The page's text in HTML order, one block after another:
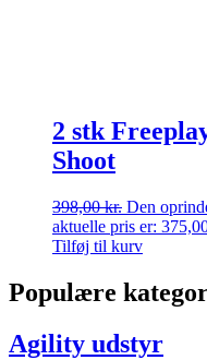
2 stk
Shoot
398,00kr. Den
aktuelle pris er:
Tilføj til kurv
Populære
Agility udstyr